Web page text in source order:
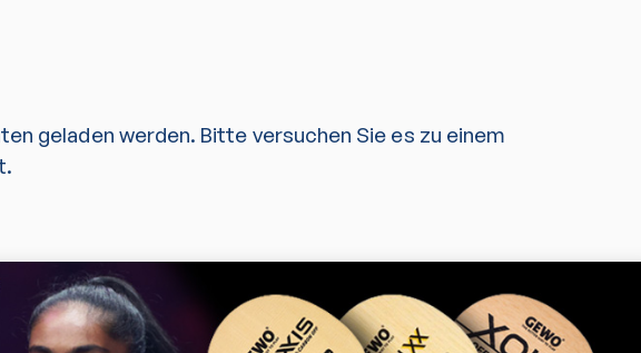
geladen werden. Bitte versuchen Sie es zu einem